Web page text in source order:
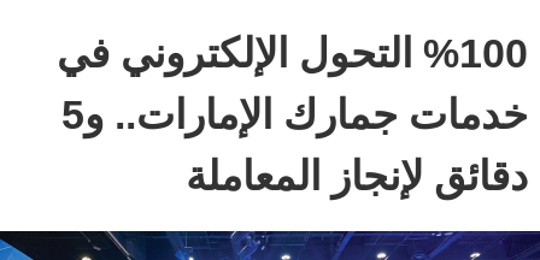
%100 التحول الإلكتروني في
خدمات جمارك الإمارات.. و5
دقائق لإنجاز المعاملة